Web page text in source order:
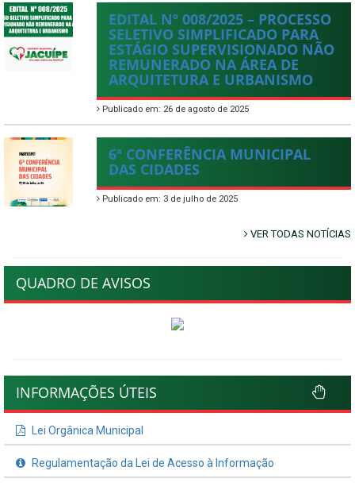
EDITAL Nº 008/2025 – PROCESSO
SELETIVO SIMPLIFICADO PARA
ESTÁGIO SUPERVISIONADO NÃO
REMUNERADO NA ÁREA DE
ARQUITETURA E URBANISMO
Publicado em: 26 de agosto de 2025
6ª CONFERÊNCIA MUNICIPAL
DAS CIDADES
Publicado em: 3 de julho de 2025
VER TODAS NOTÍCIAS
QUADRO DE AVISOS
INFORMAÇÕES ÚTEIS
Lei Orgânica Municipal
Regulamentação da Lei de Acesso à Informação